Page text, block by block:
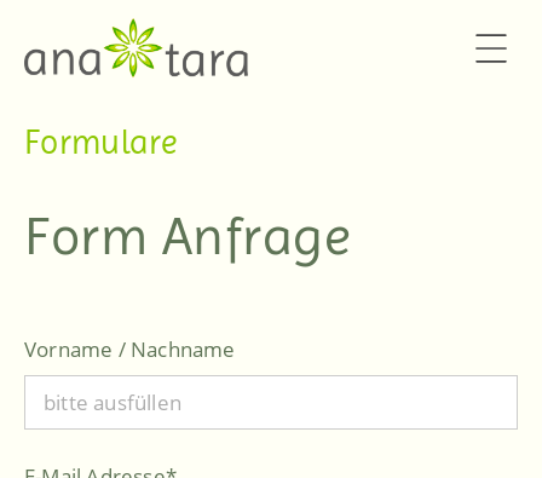
ana*tara
Formulare
Form Anfrage
Vorname / Nachname